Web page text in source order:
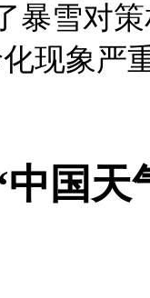
暴雪对
现象严
国天